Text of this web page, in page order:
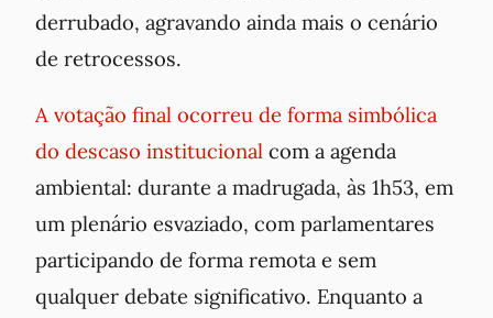
derrubado, agravando ainda mais o cenário
de retrocessos.
A votação final ocorreu de forma simbólica
do descaso institucional com a agenda
ambiental: durante a madrugada, às 1h53, em
um plenário esvaziado, com parlamentares
participando de forma remota e sem
qualquer debate significativo. Enquanto a